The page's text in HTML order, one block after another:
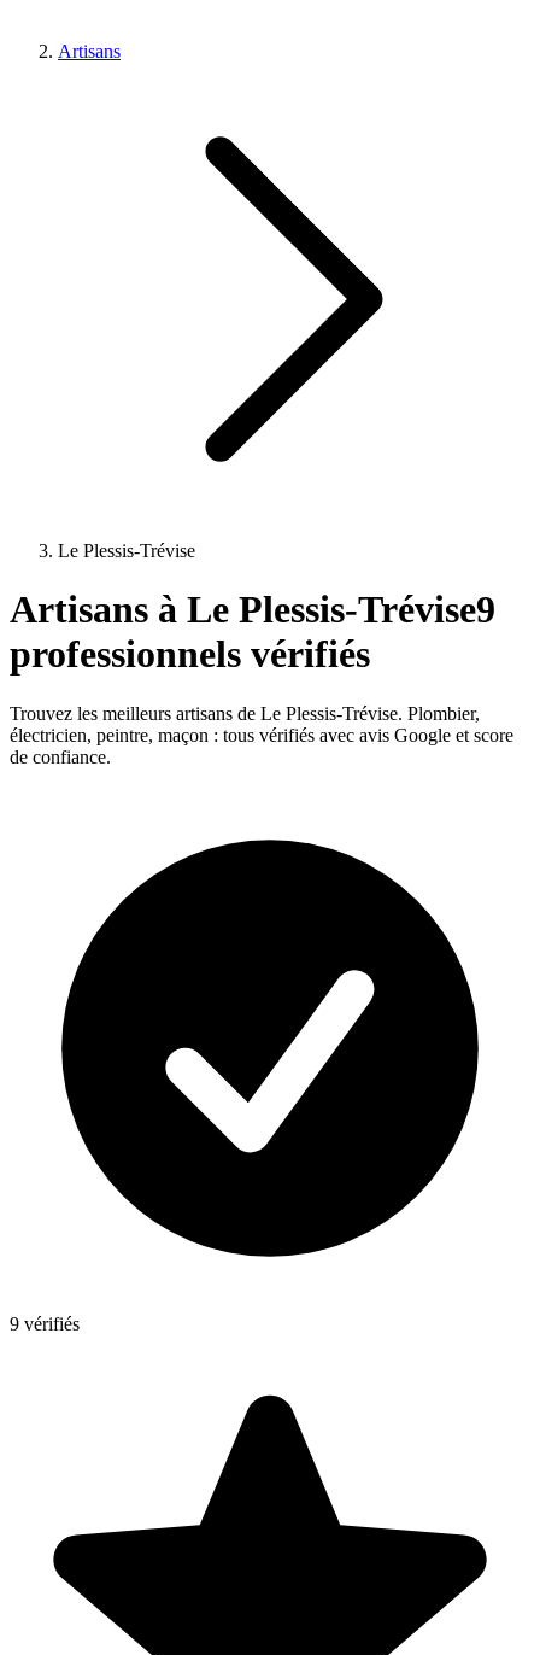
Artisans
Le Plessis-Trévise
Artisans à Le Plessis-Trévise9
professionnels vérifiés
Trouvez les meilleurs artisans de Le Plessis-Trévise. Plombier,
électricien, peintre, maçon : tous vérifiés avec avis Google et score
de confiance.
9 vérifiés